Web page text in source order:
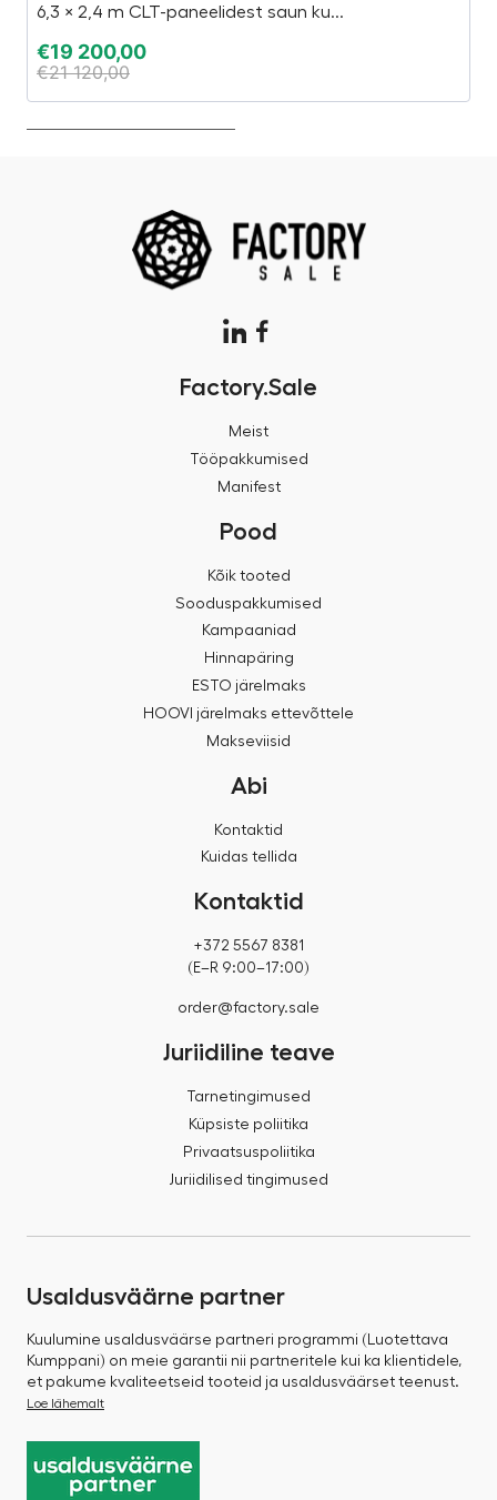
6,3 × 2,4 m CLT-paneelidest saun ku...
€19 200,00
€21 120,00
Factory.Sale
Meist
Tööpakkumised
Manifest
Pood
Kõik tooted
Sooduspakkumised
Kampaaniad
Hinnapäring
ESTO järelmaks
HOOVI järelmaks ettevõttele
Makseviisid
Abi
Kontaktid
Kuidas tellida
Kontaktid
+372 5567 8381
(E–R 9:00–17:00)
order@factory.sale
Juriidiline teave
Tarnetingimused
Küpsiste poliitika
Privaatsuspoliitika
Juriidilised tingimused
Usaldusväärne partner
Kuulumine usaldusväärse partneri programmi (Luotettava
Kumppani) on meie garantii nii partneritele kui ka klientidele,
et pakume kvaliteetseid tooteid ja usaldusväärset teenust.
Loe lähemalt